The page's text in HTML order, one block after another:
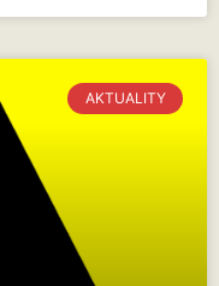
AKTUALITY